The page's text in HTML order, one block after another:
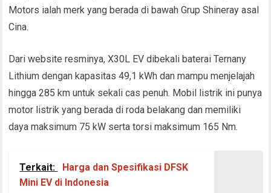
Motors ialah merk yang berada di bawah Grup Shineray asal
Cina.
Dari website resminya, X30L EV dibekali baterai Ternany
Lithium dengan kapasitas 49,1 kWh dan mampu menjelajah
hingga 285 km untuk sekali cas penuh. Mobil listrik ini punya
motor listrik yang berada di roda belakang dan memiliki
daya maksimum 75 kW serta torsi maksimum 165 Nm.
Terkait:
Harga dan Spesifikasi DFSK
Mini EV di Indonesia